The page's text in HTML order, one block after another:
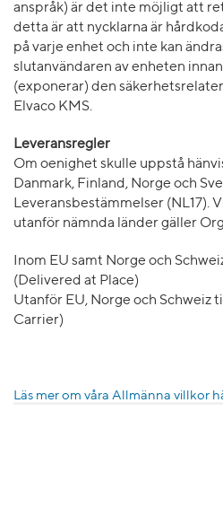
anspråk) är det inte möjligt att
detta är att nycklarna är
på varje enhet och inte kan
slutanvändaren av enheten
(exponerar) den
Elvaco KMS.
Leveransregler
Om oenighet skulle uppstå
Danmark, Finland, Norge och
Leveransbestämmelser (NL17).
utanför nämnda länder gäller
Inom EU samt Norge och
(Delivered at Place)
Utanför EU, Norge och Schweiz
Carrier)
Läs mer om våra Allmänna villkor